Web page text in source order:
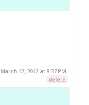
March 12, 2012 at 8:37 PM
delete